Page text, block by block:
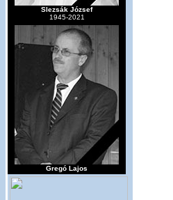
Slezsák József
1945-2021
Gregó Lajos